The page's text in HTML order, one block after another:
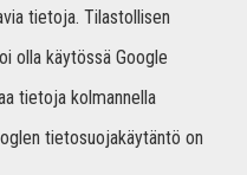
tietoja. Tilastollisen
olla käytössä Google
tietoja kolmannella
tietosuojakäytäntö on